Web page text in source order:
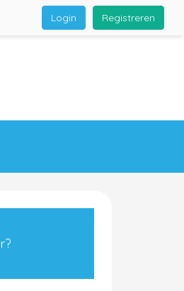
Registreren
Login